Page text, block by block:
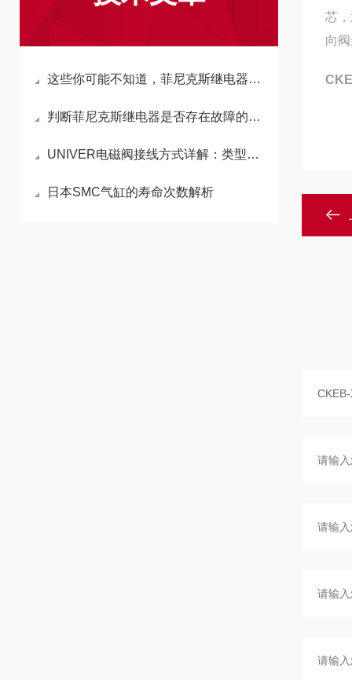
这些你可能不知道，菲尼克斯继电器的调试有诀窍！
判断菲尼克斯继电器是否存在故障的方法介绍
UNIVER电磁阀接线方式详解：类型与操作技巧
日本SMC气缸的寿命次数解析
芯
向